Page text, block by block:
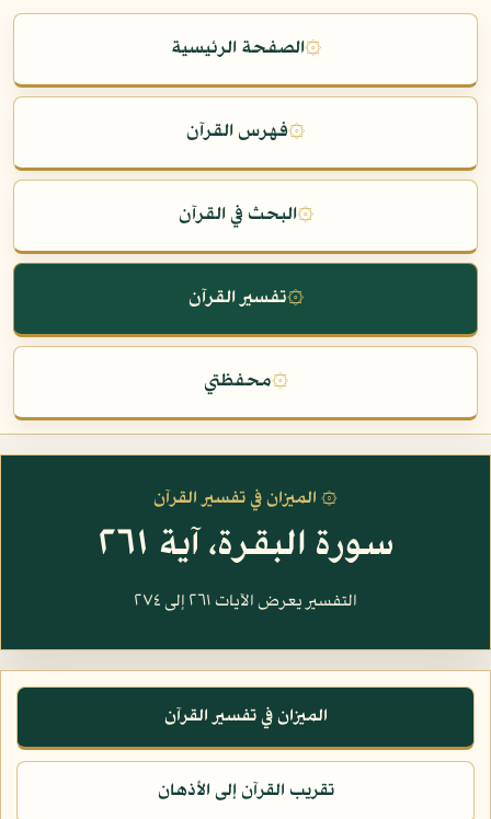
۞الصفحة الرئيسية
۞فهرس القرآن
۞البحث في القرآن
۞تفسير القرآن
۞محفظتي
۞ الميزان في تفسير القرآن
سورة البقرة، آية ٢٦١
التفسير يعرض الآيات ٢٦١ إلى ٢٧٤
الميزان في تفسير القرآن
تقريب القرآن إلى الأذهان